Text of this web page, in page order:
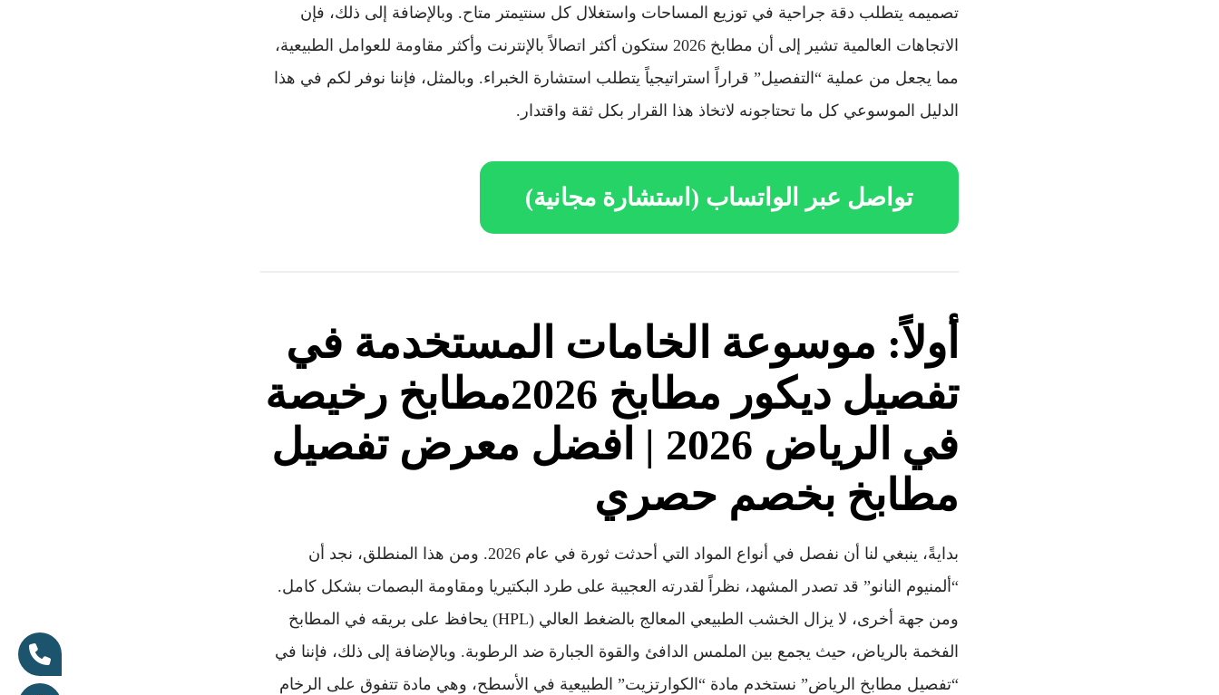
تصميمه يتطلب دقة جراحية في توزيع المساحات واستغلال كل سنتيمتر متاح. وبالإضافة إلى ذلك، فإن
الاتجاهات العالمية تشير إلى أن مطابخ 2026 ستكون أكثر اتصالاً بالإنترنت وأكثر مقاومة للعوامل الطبيعية،
مما يجعل من عملية “التفصيل” قراراً استراتيجياً يتطلب استشارة الخبراء. وبالمثل، فإننا نوفر لكم في هذا
الدليل الموسوعي كل ما تحتاجونه لاتخاذ هذا القرار بكل ثقة واقتدار.
تواصل عبر الواتساب (استشارة مجانية)
أولاً: موسوعة الخامات المستخدمة في
تفصيل ديكور مطابخ 2026
مطابخ رخيصة
في الرياض 2026 | افضل معرض تفصيل
مطابخ بخصم حصري
بدايةً، ينبغي لنا أن نفصل في أنواع المواد التي أحدثت ثورة في عام 2026. ومن هذا المنطلق، نجد أن
“ألمنيوم النانو” قد تصدر المشهد، نظراً لقدرته العجيبة على طرد البكتيريا ومقاومة البصمات بشكل كامل.
ومن جهة أخرى، لا يزال الخشب الطبيعي المعالج بالضغط العالي (HPL) يحافظ على بريقه في المطابخ
الفخمة بالرياض، حيث يجمع بين الملمس الدافئ والقوة الجبارة ضد الرطوبة. وبالإضافة إلى ذلك، فإننا في
“تفصيل مطابخ الرياض” نستخدم مادة “الكوارتزيت” الطبيعية في الأسطح، وهي مادة تتفوق على الرخام